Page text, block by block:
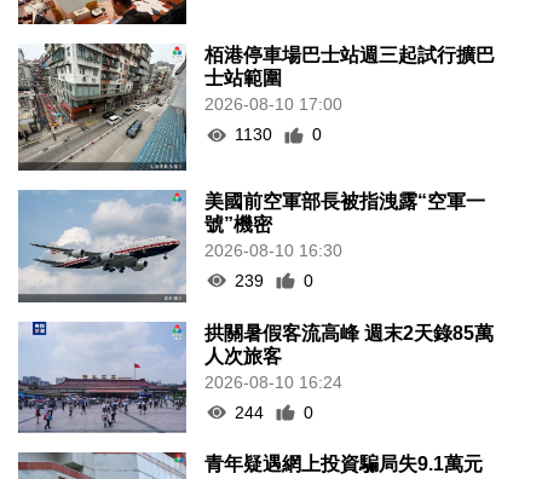
栢港停車場巴士站週三起試行擴巴
士站範圍
2026-08-10 17:00
1130
0
美國前空軍部長被指洩露“空軍一
號”機密
2026-08-10 16:30
239
0
拱關暑假客流高峰 週末2天錄85萬
人次旅客
2026-08-10 16:24
244
0
青年疑遇網上投資騙局失9.1萬元